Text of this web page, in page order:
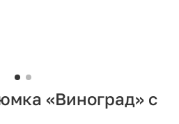
«Виноград» с